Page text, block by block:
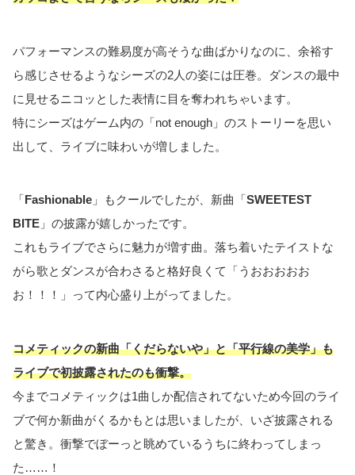
パフォーマンスの難易度が高そうな曲ばかりなのに、余裕す
ら感じさせるようなシーズの2人の姿には圧巻。ダンスの最中
に見せるニコッとした表情に目を奪われちゃいます。
特にシーズはゲーム内の「not enough」のストーリーを思い
出して、ライブに味わいが増しました。
「Fashionable 」もクールでしたが、新曲「SWEETEST
BITE 」の披露が嬉しかったです。
これもライブでさらに魅力が増す曲。落ち着いたテイストな
がら歌とダンスが合わさると格好良くて「うおおおおお
お！！！」って内心盛り上がってました。
コメティックの新曲「くだらないや」と「平行線の美学」も
ライブで初披露されたのも衝撃。
今までコメティックは1曲しか配信されてないため今回のライ
ブで何か新曲がくるかもとは思いましたが、いざ披露される
と驚き。衝撃でぼーっと眺めているうちに終わってしまっ
た……！